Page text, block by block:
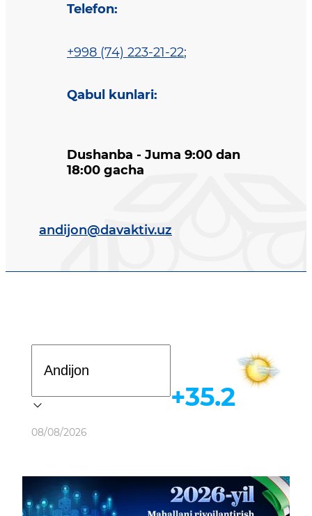
Telefon:
+998 (74) 223-21-22;
Qabul kunlari:
Dushanba - Juma 9:00 dan
18:00 gacha
andijon@davaktiv.uz
Ob-havo
08/08/2026
+35.2